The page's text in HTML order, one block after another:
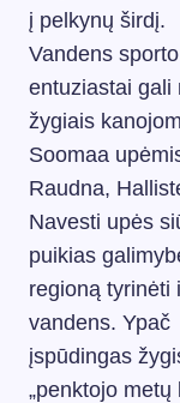
į pelkynų širdį.
Vandens sporto
entuziastai gali
žygiais
Soomaa
Raudna,
Navesti upės
puikias
regioną tyrinėti
vandens. Ypač
įspūdingas
„penktojo metų